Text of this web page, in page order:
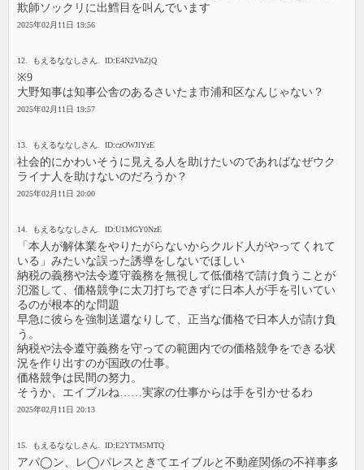
欺師ソックリに出鱈目を叫んでいます
2025年02月11日 19:56
12. もえるななしさん. ID:E4N2VhZjQ
※9
大野知事は知事公舎のあるさいたま市浦和区なんじゃない？
2025年02月11日 19:57
13. もえるななしさん. ID:czOWJlYzE
社会的にかわいそうに見える人を助けたいのであればなぜウク
ライナ人を助けないのだろうか？
2025年02月11日 20:00
14. もえるななしさん. ID:U1MGY0NzE
「本人が解体業をやりたがらないからクルド人がやってくれて
いる」みたいな誤った誘導をしないでほしい
納税の義務や法令遵守義務を無視して低価格で請け負うことが
氾濫して、価格競争に太刀打ちできずに日本人が手を引いてい
るのが根本的な問題
早急に彼らを強制送還なりして、正当な価格で日本人が請け負
う。
納税や法令遵守義務を守っての範囲内での価格競争をできる状
況を作り出すのが国政の仕事。
価格競争は民間の努力。
そうか、エイブルね……実家の仕事からは手を引かせるわ
2025年02月11日 20:13
15. もえるななしさん. ID:E2YTM5MTQ
アパ◯ン、レ◯パレスときてエイブルと不動産関係の不祥事多